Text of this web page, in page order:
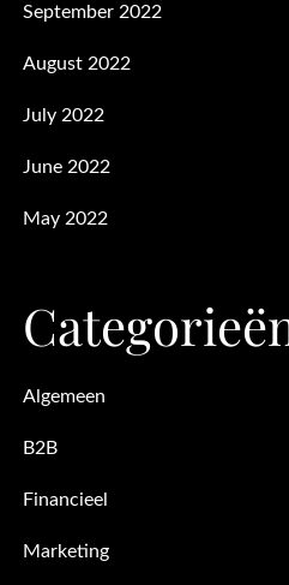
September 2022
August 2022
July 2022
June 2022
May 2022
Algemeen
B2B
Financieel
Marketing